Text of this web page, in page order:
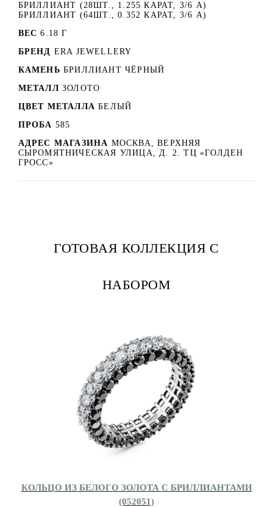
БРИЛЛИАНТ (28ШТ., 1.255 КАРАТ, 3/6 А)
БРИЛЛИАНТ (64ШТ., 0.352 КАРАТ, 3/6 А)
ВЕС 6.18 Г
БРЕНД ERA JEWELLERY
КАМЕНЬ БРИЛЛИАНТ ЧЁРНЫЙ
МЕТАЛЛ ЗОЛОТО
ЦВЕТ МЕТАЛЛА БЕЛЫЙ
ПРОБА 585
АДРЕС МАГАЗИНА МОСКВА, ВЕРХНЯЯ
СЫРОМЯТНИЧЕСКАЯ УЛИЦА, Д. 2. ТЦ «ГОЛДЕН
ГРОСС»
ГОТОВАЯ КОЛЛЕКЦИЯ С
НАБОРОМ
КОЛЬЦО ИЗ БЕЛОГО ЗОЛОТА С БРИЛЛИАНТАМИ
(052051)